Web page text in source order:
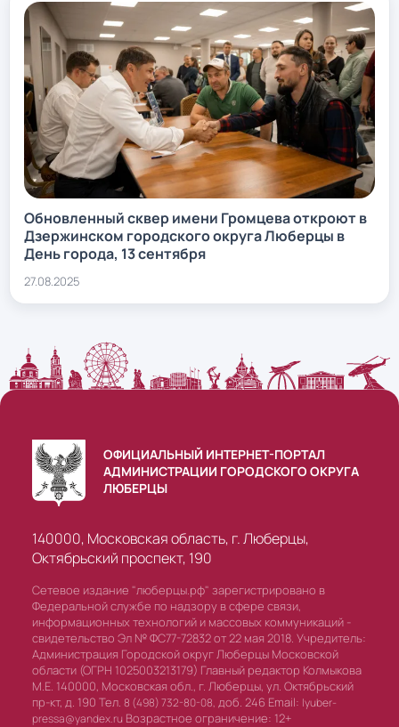
Обновленный сквер имени Громцева откроют в
Дзержинском городского округа Люберцы в
День города, 13 сентября
27.08.2025
ОФИЦИАЛЬНЫЙ ИНТЕРНЕТ-ПОРТАЛ
АДМИНИСТРАЦИИ ГОРОДСКОГО ОКРУГА
ЛЮБЕРЦЫ
140000, Московская область, г. Люберцы,
Октябрьский проспект, 190
Сетевое издание "люберцы.рф" зарегистрировано в
Федеральной службе по надзору в сфере связи,
информационных технологий и массовых коммуникаций -
свидетельство Эл № ФС77-72832 от 22 мая 2018. Учредитель:
Администрация Городской округ Люберцы Московской
области (ОГРН 1025003213179) Главный редактор Колмыкова
М.Е. 140000, Московская обл., г. Люберцы, ул. Октябрьский
пр-кт, д. 190 Тел. 8 (498) 732-80-08, доб. 246 Email: lyuber-
pressa@yandex.ru Возрастное ограничение: 12+